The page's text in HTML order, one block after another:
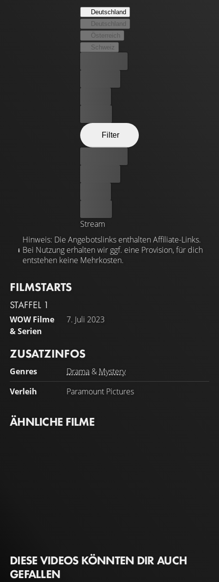
Tochter eine große Rolle zu spielen, sondern sich auch in
dessen aktuelles Leben weiter einzumischen. Eines Tages
muss Tasha feststellen, dass ihr Leben vollkommen auf
den Kopf gestellt wurde – Jen hat ihren Traum in einen
Alptraum verwandelt.
Deutschland
Deutschland
Österreich
Schweiz
Filter
Stream
Hinweis: Die Angebotslinks enthalten Affiliate-Links.
Bei Nutzung erhalten wir ggf. eine Provision, für dich
entstehen keine Mehrkosten.
FILMSTARTS
STAFFEL 1
WOW Filme
& Serien
7. Juli 2023
ZUSATZINFOS
Genres Drama & Mystery
Verleih
Paramount Pictures
ÄHNLICHE FILME
DIESE VIDEOS KÖNNTEN DIR AUCH
GEFALLEN